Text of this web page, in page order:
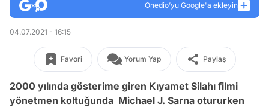
Onedio’yu Google'a ekleyin
04.07.2021 - 16:15
Favori Yorum Yap Paylaş
2000 yılında gösterime giren Kıyamet Silahı filmi
yönetmen koltuğunda Michael J. Sarna otururken